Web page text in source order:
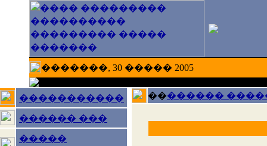
�������, 30 ����� 2005
�����������
������ ���
�����
��������